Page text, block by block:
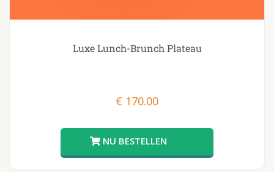
Luxe Lunch-Brunch Plateau
€ 170.00